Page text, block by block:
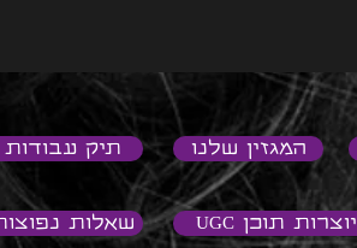
תיק עבודות
שאלות
המגזין שלנו
יוצרות תוכן UGC